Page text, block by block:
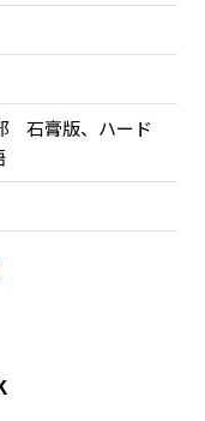
石膏版、ハード